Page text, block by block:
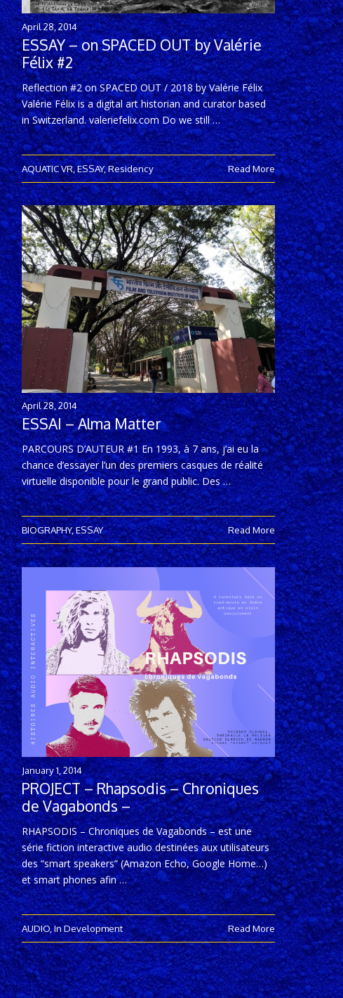
April 28, 2014
ESSAY – on SPACED OUT by Valérie
Félix #2
Reflection #2 on SPACED OUT / 2018 by Valérie Félix
Valérie Félix is a digital art historian and curator based
in Switzerland. valeriefelix.com Do we still …
AQUATIC VR,ESSAY,Residency Read More
April 28, 2014
ESSAI – Alma Matter
PARCOURS D’AUTEUR #1 En 1993, à 7 ans, j’ai eu la
chance d’essayer l’un des premiers casques de réalité
virtuelle disponible pour le grand public. Des …
BIOGRAPHY,ESSAY Read More
January 1, 2014
PROJECT – Rhapsodis – Chroniques
de Vagabonds –
RHAPSODIS – Chroniques de Vagabonds – est une
série fiction interactive audio destinées aux utilisateurs
des “smart speakers” (Amazon Echo, Google Home…)
et smart phones afin …
AUDIO,In Development Read More